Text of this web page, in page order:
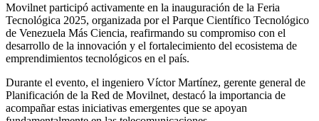
Movilnet participó activamente en la inauguración de la Feria
Tecnológica 2025, organizada por el Parque Científico Tecnológico
de Venezuela Más Ciencia, reafirmando su compromiso con el
desarrollo de la innovación y el fortalecimiento del ecosistema de
emprendimientos tecnológicos en el país.
Durante el evento, el ingeniero Víctor Martínez, gerente general de
Planificación de la Red de Movilnet, destacó la importancia de
acompañar estas iniciativas emergentes que se apoyan